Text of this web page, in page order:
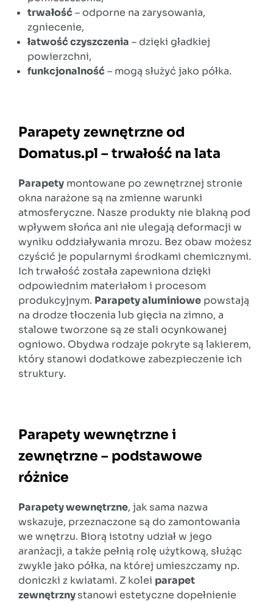
trwałość– odporne na zarysowania,
zgniecenie,
łatwość czyszczenia – dzięki gładkiej
powierzchni,
funkcjonalność– mogą służyć jako półka.
Parapety zewnętrzne od
Domatus.pl – trwałość na lata
Parapety montowane po zewnętrznej stronie
okna narażone są na zmienne warunki
atmosferyczne. Nasze produkty nie blakną pod
wpływem słońca ani nie ulegają deformacji w
wyniku oddziaływania mrozu. Bez obaw możesz
czyścić je popularnymi środkami chemicznymi.
Ich trwałość została zapewniona dzięki
odpowiednim materiałom i procesom
produkcyjnym. Parapety aluminiowe powstają
na drodze tłoczenia lub gięcia na zimno, a
stalowe tworzone są ze stali ocynkowanej
ogniowo. Obydwa rodzaje pokryte są lakierem,
który stanowi dodatkowe zabezpieczenie ich
struktury.
Parapety wewnętrzne i
zewnętrzne – podstawowe
różnice
Parapety wewnętrzne, jak sama nazwa
wskazuje, przeznaczone są do zamontowania
we wnętrzu. Biorą istotny udział w jego
aranżacji, a także pełnią rolę użytkową, służąc
zwykle jako półka, na której umieszczamy np.
doniczki z kwiatami. Z kolei parapet
zewnętrznystanowi estetyczne dopełnienie